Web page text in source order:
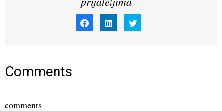
share share share
Comments
comments